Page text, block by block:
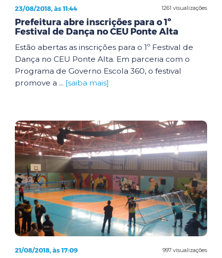
1261 visualizações
23/08/2018, às 11:44
Prefeitura abre inscrições para o 1º
Festival de Dança no CEU Ponte Alta
Estão abertas as inscrições para o 1º Festival de
Dança no CEU Ponte Alta. Em parceria com o
Programa de Governo Escola 360, o festival
promove a ... [saiba mais]
997 visualizações
21/08/2018, às 17:09